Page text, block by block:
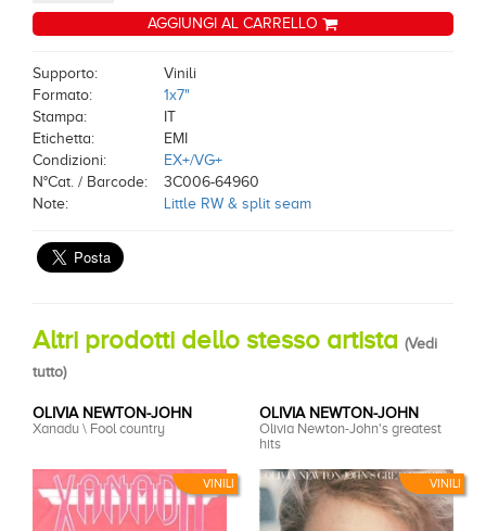
AGGIUNGI AL CARRELLO
Supporto:
Vinili
Formato:
1x7"
Stampa:
IT
Etichetta:
EMI
Condizioni:
EX+/VG+
N°Cat. / Barcode:
3C006-64960
Note:
Little RW & split seam
Altri prodotti dello stesso artista (Vedi
tutto)
VINILI
OLIVIA NEWTON-JOHN
Xanadu \ Fool country
VINILI
OLIVIA NEWTON-JOHN
Olivia Newton-John's greatest
hits